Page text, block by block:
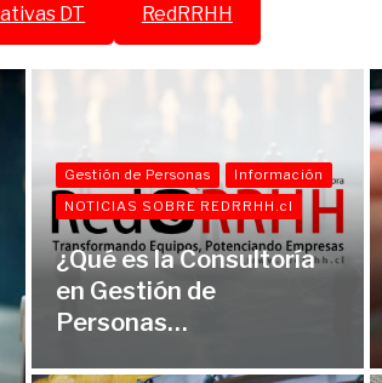
DT RedRRHH
Gestión de Personas
Información
NOTICIAS SOBRE REDRRHH.cl
¿Qué es la Consultoría
en Gestión de
Personas…